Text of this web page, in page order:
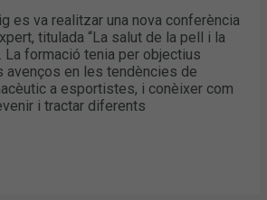
es va realitzar una nova conferència
titulada “La salut de la pell i la
La formació tenia per objectius
avenços en les tendències de
a esportistes, i conèixer com
i tractar diferents